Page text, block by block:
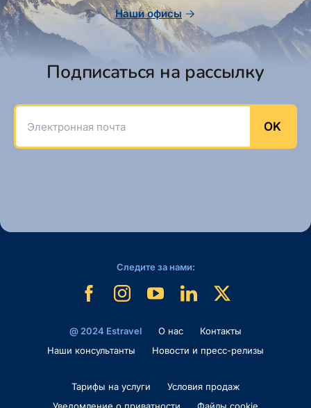
Наши офисы
Подписаться на рассылку
Электронная почта
OK
@ 2024 Estravel O нас
Контакты
Наши консультанты
Новости и пресс-релизы
Тарифы на услуги
Условия продаж
Следите за нами: